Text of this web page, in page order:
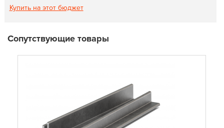
Купить на этот бюджет
Сопутствующие товары